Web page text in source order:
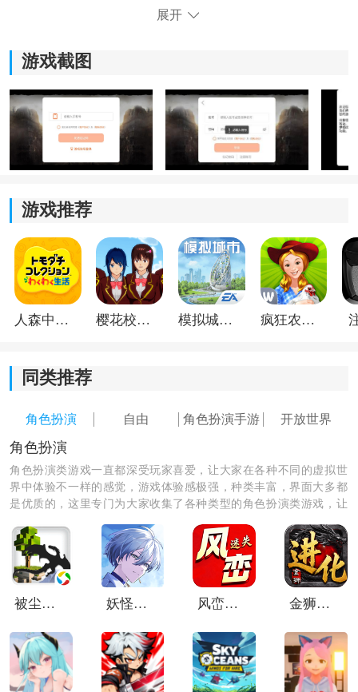
游戏世界并非静态，玩家在探索广袤地图时会遭遇各种
随机事件，如江湖仇杀或秘境奇遇，门派间的竞争与合
互动的江湖社会。
千年武魂游戏亮点
1. 经典场景沉浸还原
现，结合动态天气，极大增强了探索的代入感与乐趣。
2. 策略性团队作战
强调组队配合，不同武魂和门派的玩家可组合阵法，利
用属性相克与同系加成，在副本和大型战役中发挥团队
最大战力。
3. 跨服竞技争夺霸权
提供了跨服战场、排位赛等丰富竞技玩法，让玩家能与
全服高手一较高下，体验问鼎巅峰的成就感。
展开
游戏截图
游戏推荐
人森中文版 樱花校园模拟器1.048.00中文版 模拟城市我是巿长联机版 疯狂农场3美国派19
同类推荐
角色扮演 自由 角色扮演手游 开放世界
角色扮演
角色扮演类游戏一直都深受玩家喜爱，让大家在各种不同的虚拟世
界中体验不一样的感觉，游戏体验感极强，种类丰富，界面大多都
是优质的，这里专门为大家收集了各种类型的角色扮演类游戏，让
被尘封的故事腾讯版 妖怪代理人日服 风峦专属迷失 金狮进化专属